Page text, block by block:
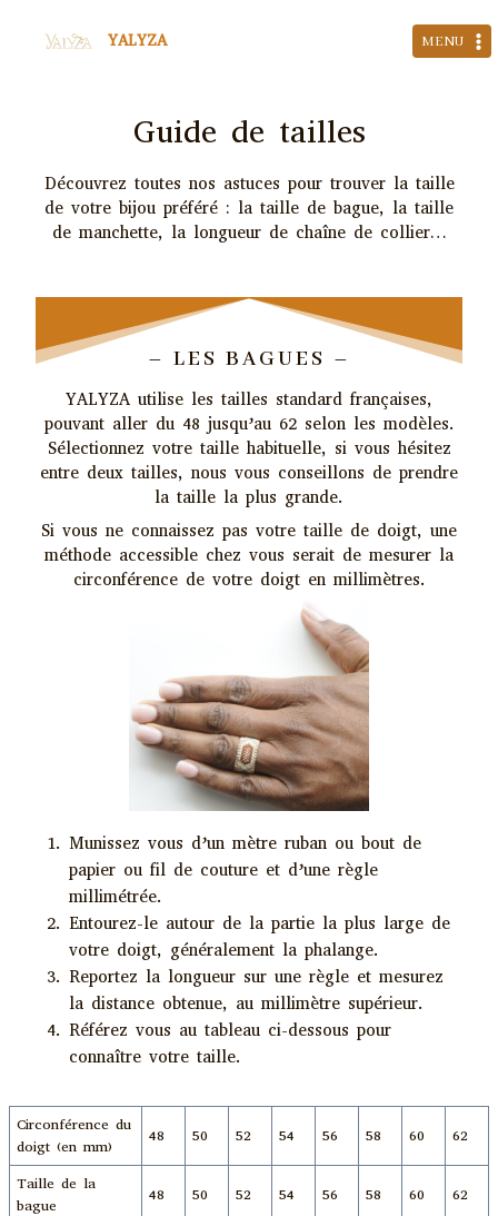
YALYZA MENU
Guide de tailles
Découvrez toutes nos astuces pour trouver la taille
de votre bijou préféré : la taille de bague, la taille
de manchette, la longueur de chaîne de collier…
– LES BAGUES –
YALYZA utilise les tailles standard françaises,
pouvant aller du 48 jusqu’au 62 selon les modèles.
Sélectionnez votre taille habituelle, si vous hésitez
entre deux tailles, nous vous conseillons de prendre
la taille la plus grande.
Si vous ne connaissez pas votre taille de doigt, une
méthode accessible chez vous serait de mesurer la
circonférence de votre doigt en millimètres.
Munissez vous d’un mètre ruban ou bout de
papier ou fil de couture et d’une règle
millimétrée.
Entourez-le autour de la partie la plus large de
votre doigt, généralement la phalange.
Reportez la longueur sur une règle et mesurez
la distance obtenue, au millimètre supérieur.
Référez vous au tableau ci-dessous pour
connaître votre taille.
Circonférence du
doigt (en mm)
48 50 52 54 56 58 60 62
Taille de la
bague
48 50 52 54 56 58 60 62